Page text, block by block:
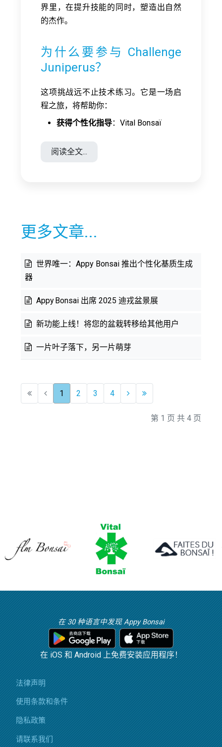
界里，在提升技能的同时，塑造出自然
的杰作。
为什么要参与 Challenge
Juniperus？
这项挑战远不止技术练习。它是一场启
程之旅，将帮助你：
获得个性化指导：Vital Bonsaï
阅读全文...
更多文章...
世界唯一：Appy Bonsai 推出个性化基质生成
器
Appy Bonsai 出席 2025 迪戎盆景展
新功能上线！将您的盆栽转移给其他用户
一片叶子落下，另一片萌芽
1 2 3 4
第 1 页 共 4 页
在 30 种语言中发现 Appy Bonsai
在 iOS 和 Android 上免费安装应用程序！
法律声明
使用条款和条件
隐私政策
请联系我们